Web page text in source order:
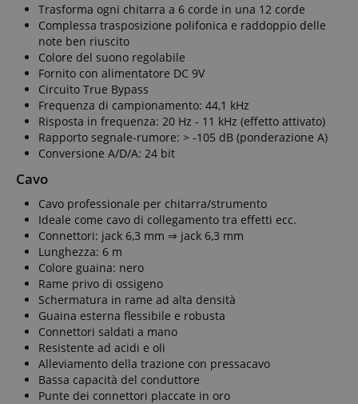
Trasforma ogni chitarra a 6 corde in una 12 corde
Complessa trasposizione polifonica e raddoppio delle
note ben riuscito
Colore del suono regolabile
Fornito con alimentatore DC 9V
Circuito True Bypass
Frequenza di campionamento: 44,1 kHz
Risposta in frequenza: 20 Hz - 11 kHz (effetto attivato)
Rapporto segnale-rumore: > -105 dB (ponderazione A)
Conversione A/D/A: 24 bit
Cavo
Cavo professionale per chitarra/strumento
Ideale come cavo di collegamento tra effetti ecc.
Connettori: jack 6,3 mm ⇒ jack 6,3 mm
Lunghezza: 6 m
Colore guaina: nero
Rame privo di ossigeno
Schermatura in rame ad alta densità
Guaina esterna flessibile e robusta
Connettori saldati a mano
Resistente ad acidi e oli
Alleviamento della trazione con pressacavo
Bassa capacità del conduttore
Punte dei connettori placcate in oro